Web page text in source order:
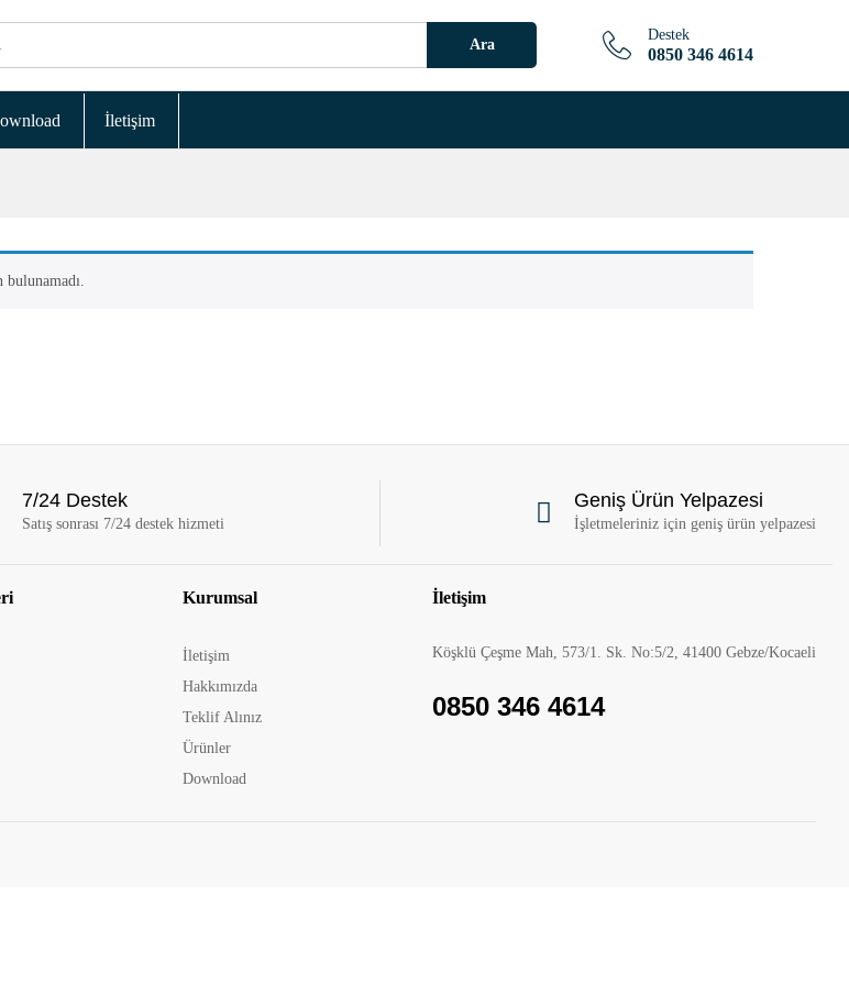
Ara
Destek
0850 346 4614
İletişim
bulunamadı.
7/24 Destek
Satış sonrası 7/24 destek hizmeti
Geniş Ürün Yelpazesi
İşletmeleriniz için geniş ürün yelpazesi
Kurumsal
İletişim
Hakkımızda
Teklif Alınız
Ürünler
Download
İletişim
Köşklü Çeşme Mah, 573/1. Sk. No:5/2, 41400 Gebze/Kocaeli
0850 346 4614